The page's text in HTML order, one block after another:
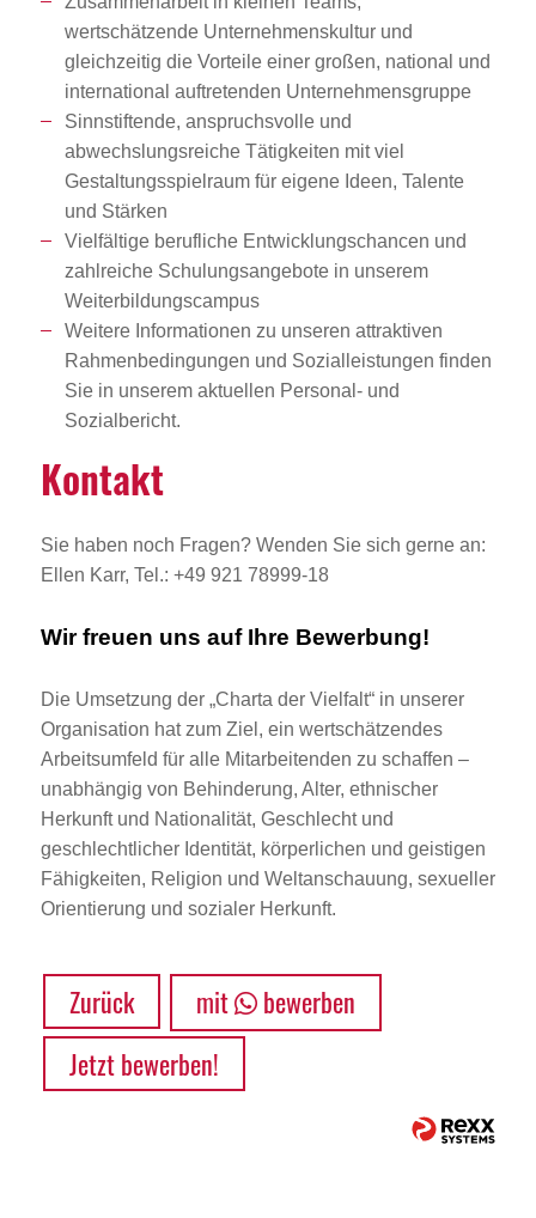
wertschätzende Unternehmenskultur und
gleichzeitig die Vorteile einer großen, national und
international auftretenden Unternehmensgruppe
Sinnstiftende, anspruchsvolle und
abwechslungsreiche Tätigkeiten mit viel
Gestaltungsspielraum für eigene Ideen, Talente
und Stärken
Vielfältige berufliche Entwicklungschancen und
zahlreiche Schulungsangebote in unserem
Weiterbildungscampus
Weitere Informationen zu unseren attraktiven
Rahmenbedingungen und Sozialleistungen finden
Sie in unserem aktuellen Personal- und
Sozialbericht.
Kontakt
Sie haben noch Fragen? Wenden Sie sich gerne an:
Ellen Karr, Tel.: +49 921 78999-18
Wir freuen uns auf Ihre Bewerbung!
Die Umsetzung der „Charta der Vielfalt“ in unserer
Organisation hat zum Ziel, ein wertschätzendes
Arbeitsumfeld für alle Mitarbeitenden zu schaffen –
unabhängig von Behinderung, Alter, ethnischer
Herkunft und Nationalität, Geschlecht und
geschlechtlicher Identität, körperlichen und geistigen
Fähigkeiten, Religion und Weltanschauung, sexueller
Orientierung und sozialer Herkunft.
Zurück mit
bewerben
Jetzt bewerben!